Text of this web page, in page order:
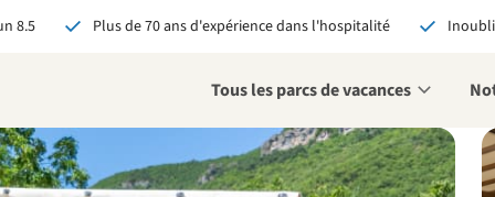
8.5 Plus de 70 ans d'expérience dans l'hospitalité
Tous les parcs de vacances